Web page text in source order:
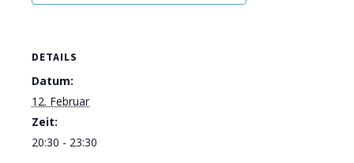
DETAILS
Datum:
12. Februar
Zeit:
20:30 - 23:30